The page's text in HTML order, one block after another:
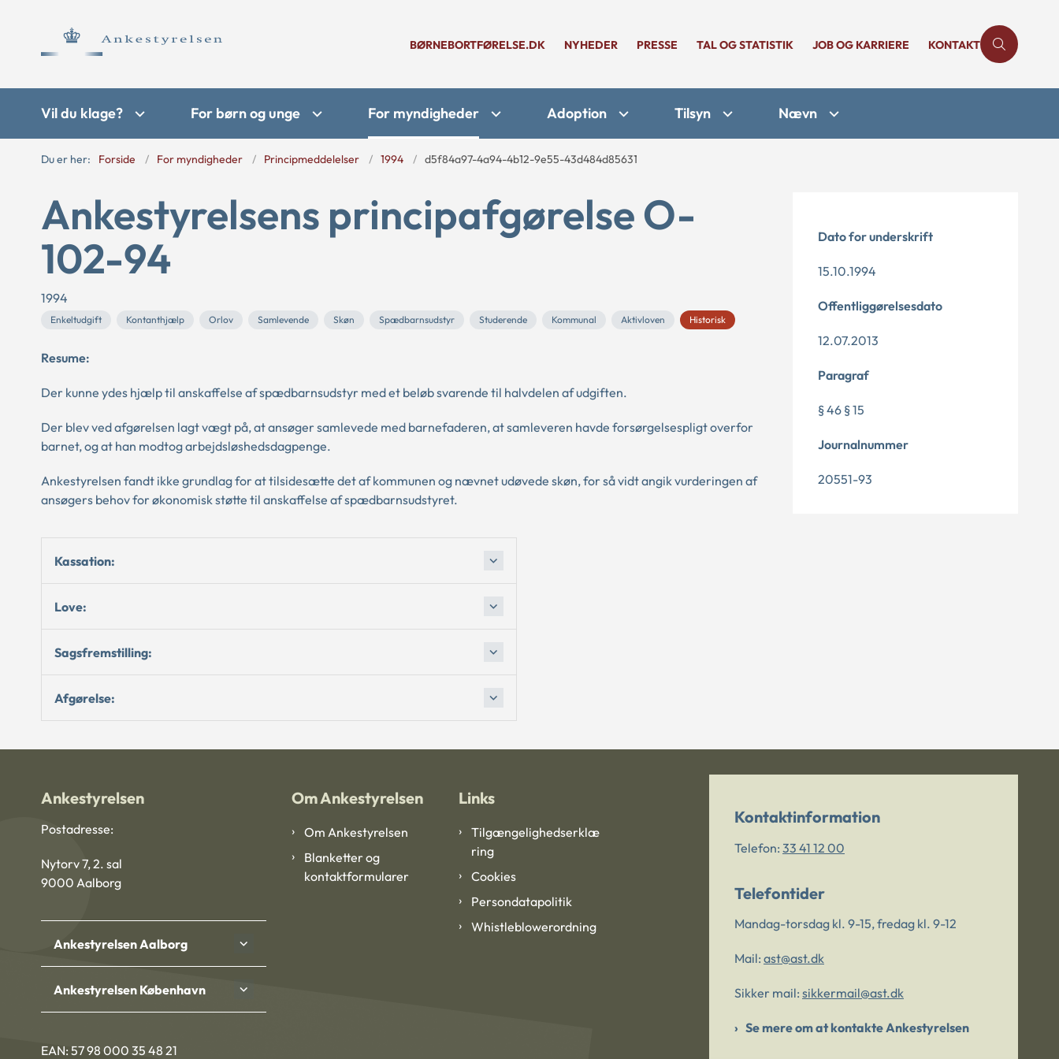
BØRNEBORTFØRELSE.DK NYHEDER PRESSE TAL OG STATISTIK JOB OG KARRIERE KONTAKT
Vil du klage? For børn og unge For myndigheder Adoption Tilsyn Nævn
Du er her: Forside For myndigheder Principmeddelelser 1994 d5f84a97-4a94-4b12-9e55-43d484d85631
Ankestyrelsens principafgørelse O-
102-94
1994
Enkeltudgift Kontanthjælp Orlov Samlevende Skøn Spædbarnsudstyr Studerende Kommunal Aktivloven Historisk
Resume:
Der kunne ydes hjælp til anskaffelse af spædbarnsudstyr med et beløb svarende til halvdelen af udgiften.
Der blev ved afgørelsen lagt vægt på, at ansøger samlevede med barnefaderen, at samleveren havde forsørgelsespligt overfor
barnet, og at han modtog arbejdsløshedsdagpenge.
Ankestyrelsen fandt ikke grundlag for at tilsidesætte det af kommunen og nævnet udøvede skøn, for så vidt angik vurderingen af
ansøgers behov for økonomisk støtte til anskaffelse af spædbarnsudstyret.
Kassation:
Love:
Sagsfremstilling:
Afgørelse:
Dato for underskrift
15.10.1994
Offentliggørelsesdato
12.07.2013
Paragraf
§ 46 § 15
Journalnummer
20551-93
Ankestyrelsen
Postadresse:
Nytorv 7, 2. sal
9000 Aalborg
Ankestyrelsen Aalborg
Ankestyrelsen København
EAN: 57 98 000 35 48 21
Om Ankestyrelsen
Om Ankestyrelsen
Blanketter og
kontaktformularer
Links
Tilgængelighedserklæ
ring
Cookies
Persondatapolitik
Whistleblowerordning
Kontaktinformation
Telefon: 33 41 12 00
Telefontider
Mandag-torsdag kl. 9-15, fredag kl. 9-12
Mail: ast@ast.dk
Sikker mail: sikkermail@ast.dk
Se mere om at kontakte Ankestyrelsen